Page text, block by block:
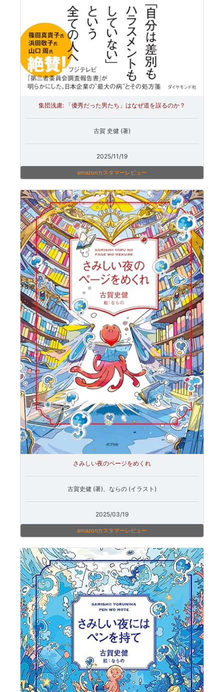
集団浅慮: 「優秀だった男たち」はなぜ道を誤るのか？
古賀 史健 (著)
2025/11/19
amazonカスタマーレビュー
さみしい夜のページをめくれ
古賀史健 (著)、ならの (イラスト)
2025/03/19
amazonカスタマーレビュー